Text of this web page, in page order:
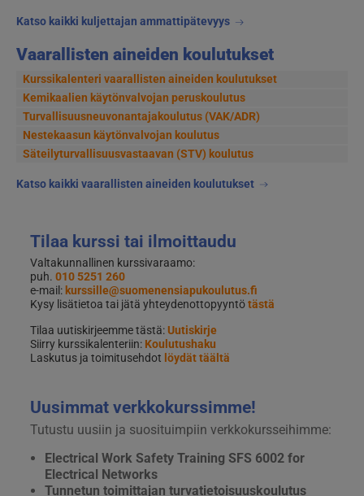
Katso kaikki kuljettajan ammattipätevyys
Vaarallisten aineiden koulutukset
Kurssikalenteri vaarallisten aineiden koulutukset
Kemikaalien käytönvalvojan peruskoulutus
Turvallisuusneuvonantajakoulutus (VAK/ADR)
Nestekaasun käytönvalvojan koulutus
Säteilyturvallisuusvastaavan (STV) koulutus
Katso kaikki vaarallisten aineiden koulutukset
Tilaa kurssi tai ilmoittaudu
Valtakunnallinen kurssivaraamo:
puh. 010 5251 260
e-mail: kurssille@suomenensiapukoulutus.fi
Kysy lisätietoa tai jätä yhteydenottopyyntötästä
Tilaa uutiskirjeemme tästä:Uutiskirje
Siirry kurssikalenteriin: Koulutushaku
Laskutus ja toimitusehdot löydät täältä
Uusimmat verkkokurssimme!
Tutustu uusiin ja suosituimpiin verkkokursseihimme:
Electrical Work Safety Training SFS 6002 for
Electrical Networks
Tunnetun toimittajan turvatietoisuuskoulutus